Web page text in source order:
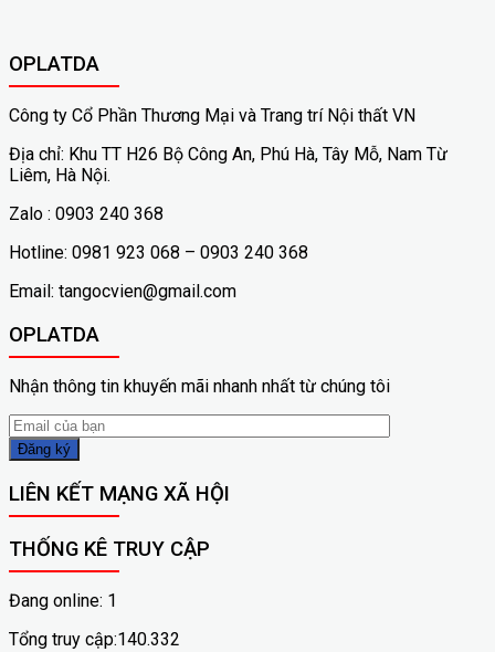
OPLATDA
Công ty Cổ Phần Thương Mại và Trang trí Nội thất VN
Địa chỉ: Khu TT H26 Bộ Công An, Phú Hà, Tây Mỗ, Nam Từ
Liêm, Hà Nội.
Zalo : 0903 240 368
Hotline: 0981 923 068 – 0903 240 368
Email: tangocvien@gmail.com
OPLATDA
Nhận thông tin khuyến mãi nhanh nhất từ chúng tôi
LIÊN KẾT MẠNG XÃ HỘI
THỐNG KÊ TRUY CẬP
Đang online: 1
Tổng truy cập:140.332